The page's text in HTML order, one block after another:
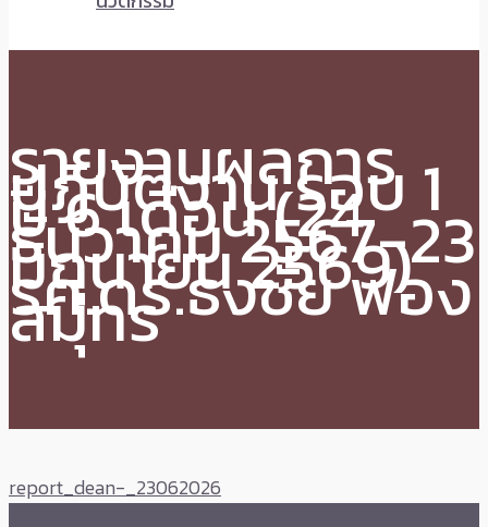
รายงานผลการ
ปฏิบัติงาน รอบ 1
ปี 6 เดือน (24
ธันวาคม 2567-23
มิถุนายน 2569)
รศ.ดร.ธงชัย ฟอง
สมุทร
report_dean-_23062026